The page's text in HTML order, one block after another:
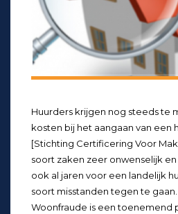
Huurders krijgen nog steeds te
kosten bij het aangaan van een
[Stichting Certificering Voor
soort zaken zeer onwenselijk
ook al jaren voor een landelijk
soort misstanden tegen te gaan.
Woonfraude is een toenemend